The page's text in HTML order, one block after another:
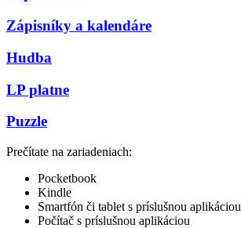
Zápisníky a kalendáre
Hudba
LP platne
Puzzle
Prečítate na zariadeniach:
Pocketbook
Kindle
Smartfón či tablet s príslušnou aplikáciou
Počítač s príslušnou aplikáciou